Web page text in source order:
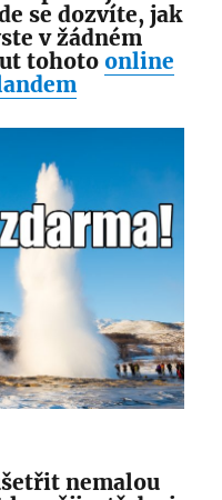
se dozvíte, jak
v žádném
tohoto online
nemalou